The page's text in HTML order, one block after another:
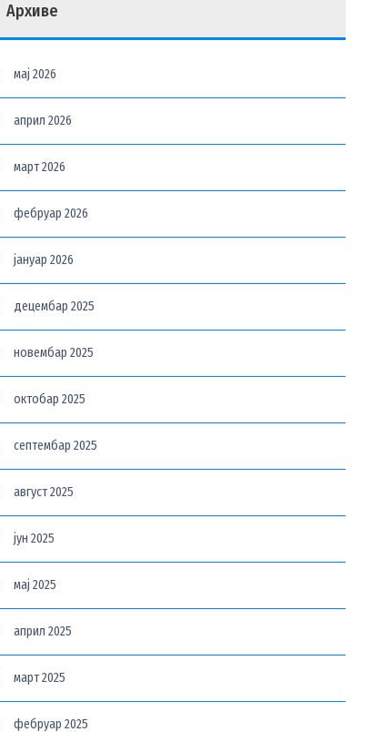
Архиве
мај 2026
април 2026
март 2026
фебруар 2026
јануар 2026
децембар 2025
новембар 2025
октобар 2025
септембар 2025
август 2025
јун 2025
мај 2025
април 2025
март 2025
фебруар 2025